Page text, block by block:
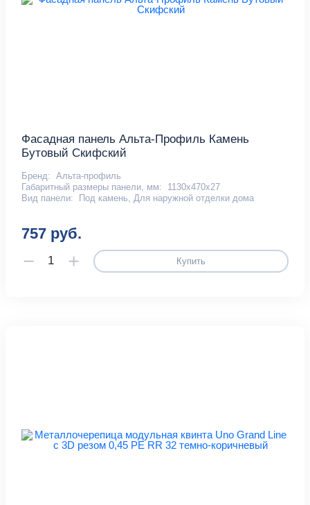
Фасадная панель Альта-Профиль Камень
Бутовый Скифский
Бренд: Альта-профиль
Габаритный размеры панели, мм:
1130х470х27
Вид панели:
Под камень, Для наружной отделки дома
757 руб.
Купить